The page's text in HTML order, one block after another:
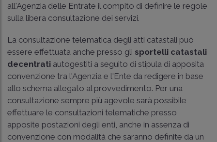
all'Agenzia delle Entrate il compito di definire le regole
sulla libera consultazione dei servizi.
La consultazione telematica degli atti catastali può
essere effettuata anche presso gli sportelli catastali
decentrati autogestiti a seguito di stipula di apposita
convenzione tra l'Agenzia e l'Ente da redigere in base
allo schema allegato al provvedimento. Per una
consultazione sempre più agevole sarà possibile
effettuare le consultazioni telematiche presso
apposite postazioni degli enti, anche in assenza di
convenzione con modalità che saranno definite da un